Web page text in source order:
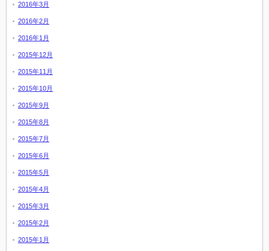
2016年3月
2016年2月
2016年1月
2015年12月
2015年11月
2015年10月
2015年9月
2015年8月
2015年7月
2015年6月
2015年5月
2015年4月
2015年3月
2015年2月
2015年1月